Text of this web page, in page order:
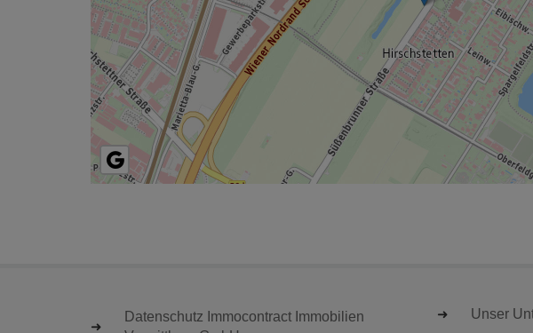
Datenschutz Immocontract Immobilien
Unser